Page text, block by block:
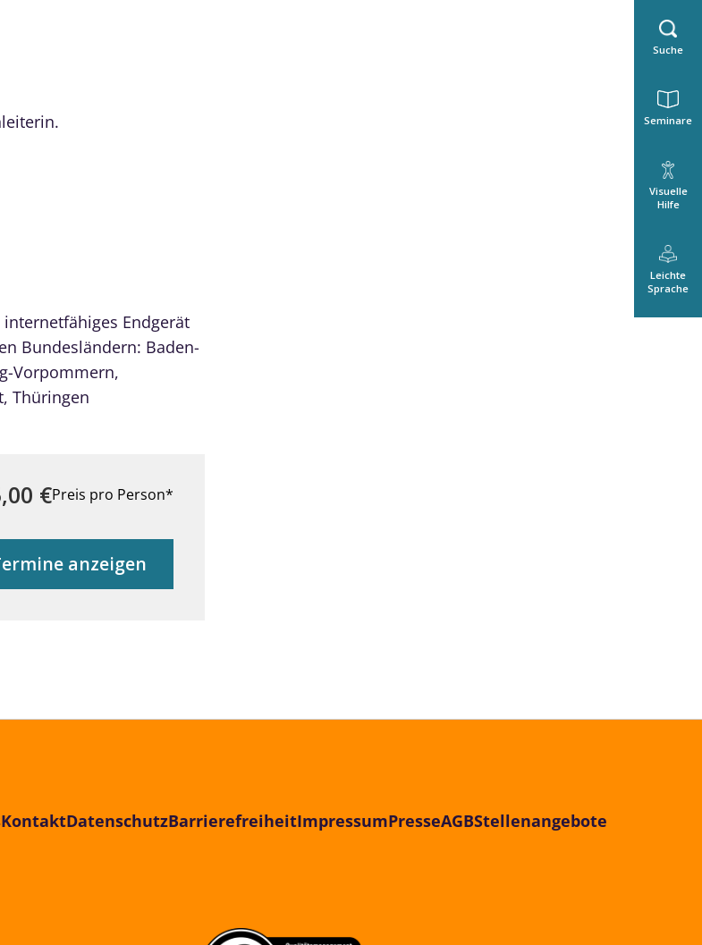
Suche
Seminare
Visuelle
Hilfe
Leichte
Sprache
Endgerät
Bundesländern: Baden-
Vorpommern,
Thüringen
€Preis pro Person*
anzeigen
KontaktDatenschutzBarrierefreiheitImpressumPresseAGBStellenangebote